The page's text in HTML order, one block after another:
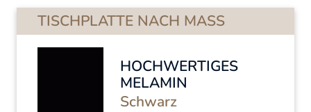
TISCHPLATTE NACH MASS
HOCHWERTIGES
MELAMIN
Schwarz